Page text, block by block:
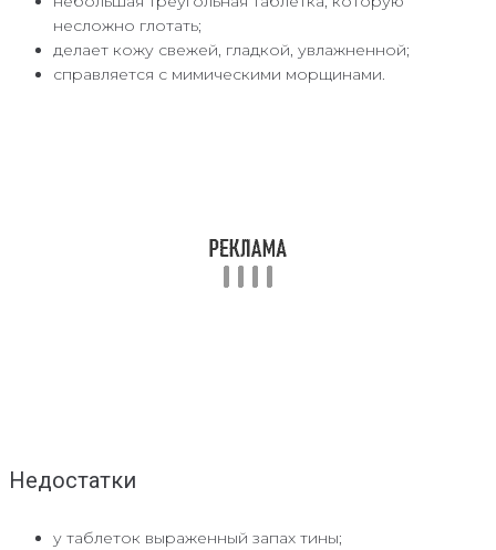
несложно глотать;
делает кожу свежей, гладкой, увлажненной;
справляется с мимическими морщинами.
Недостатки
у таблеток выраженный запах тины;